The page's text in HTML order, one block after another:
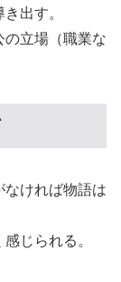
出す。
の立場（職業な
なければ物語は
じられる。